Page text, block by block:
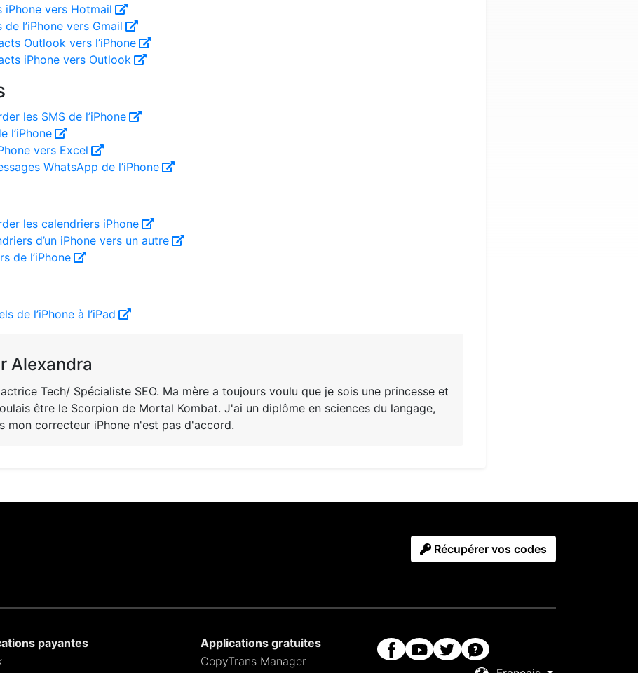
vers Hotmail
l’iPhone vers Gmail
Outlook vers l’iPhone
iPhone vers Outlook
les SMS de l’iPhone
l’iPhone
vers Excel
WhatsApp de l’iPhone
les calendriers iPhone
d’un iPhone vers un autre
de l’iPhone
de l’iPhone à l’iPad
Alexandra
Tech/ Spécialiste SEO. Ma mère a toujours voulu que je sois une princesse et
être le Scorpion de Mortal Kombat. J'ai un diplôme en sciences du langage,
mon correcteur iPhone n'est pas d'accord.
Récupérer vos codes
payantes
Applications gratuites
CopyTrans Manager